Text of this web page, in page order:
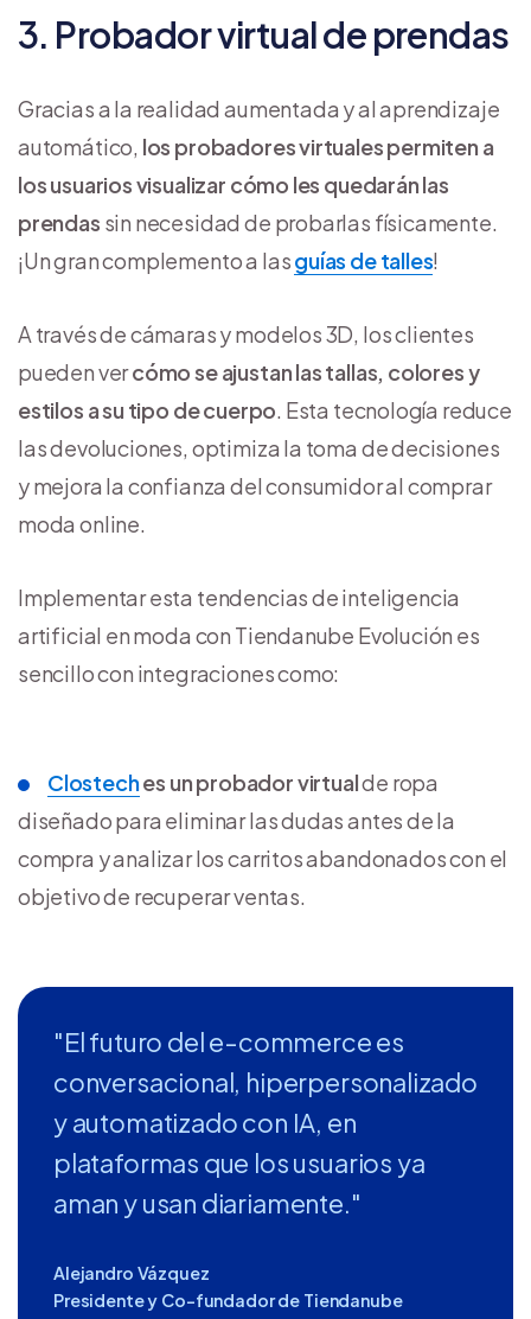
3. Probador virtual de prendas
Gracias a la realidad aumentada y al aprendizaje
automático, los probadores virtuales permiten a
los usuarios visualizar cómo les quedarán las
prendas sin necesidad de probarlas físicamente.
¡Un gran complemento a lasguías de talles!
A través de cámaras y modelos 3D, los clientes
pueden vercómo se ajustan las tallas, colores y
estilos a su tipo de cuerpo. Esta tecnología reduce
las devoluciones, optimiza la toma de decisiones
y mejora la confianza del consumidor al comprar
moda online.
Implementar esta tendencias de inteligencia
artificial en moda con Tiendanube Evolución es
sencillo con integraciones como:
Closteches un probador virtualde ropa
diseñado para eliminar las dudas antes de la
compra y analizar los carritos abandonados con el
objetivo de recuperar ventas.
"El futuro del e-commerce es
conversacional, hiperpersonalizado
y automatizado con IA, en
plataformas que los usuarios ya
aman y usan diariamente."
Alejandro Vázquez
Presidente y Co-fundador de Tiendanube